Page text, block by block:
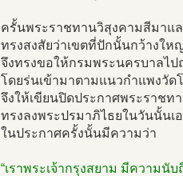
ครั้นพระราชทานวิสุงคามสีมาแ
ทรงสงสัยว่าเขตที่ปักนั้นกว้างให
จึงทรงขอให้กรมพระนครบาลไ
โดยร่นเข้ามาตามแนวกำแพงวัด
จึงให้เขียนปิดประกาศพระราชท
ทรงลงพระปรมาภิไธยในวันนั้นเ
ในประกาศครั้งนั้นมีความว่า
“เราพระเจ้ากรุงสยาม มีความนั